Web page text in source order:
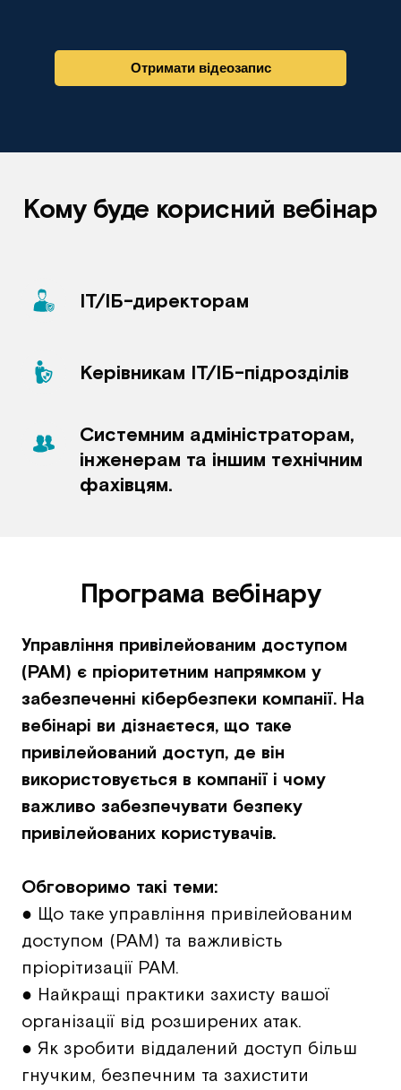
Отримати відеозапис
Кому буде корисний вебінар
ІТ/ІБ-директорам
Керівникам ІТ/ІБ-підрозділів
Системним адміністраторам,
інженерам та іншим технічним
фахівцям.
Програма вебінару
Управління привілейованим доступом
(PAM) є пріоритетним напрямком у
забезпеченні кібербезпеки компанії. На
вебінарі ви дізнаєтеся, що таке
привілейований доступ, де він
використовується в компанії і чому
важливо забезпечувати безпеку
привілейованих користувачів.
Обговоримо такі теми:
● Що таке управління привілейованим
доступом (PAM) та важливість
пріорітизації PAM.
● Найкращі практики захисту вашої
організації від розширених атак.
● Як зробити віддалений доступ більш
гнучким, безпечним та захистити